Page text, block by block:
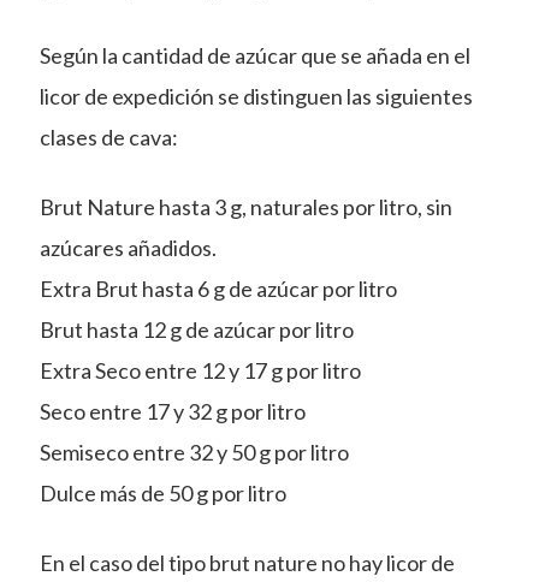
Según la cantidad de azúcar que se añada en el
licor de expedición se distinguen las siguientes
clases de cava:
Brut Nature hasta 3 g, naturales por litro, sin
azúcares añadidos.
Extra Brut hasta 6 g de azúcar por litro
Brut hasta 12 g de azúcar por litro
Extra Seco entre 12 y 17 g por litro
Seco entre 17 y 32 g por litro
Semiseco entre 32 y 50 g por litro
Dulce más de 50 g por litro
En el caso del tipo brut nature no hay licor de